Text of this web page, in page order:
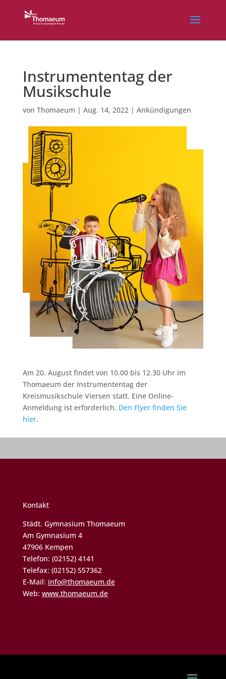
Instrumententag der
Musikschule
von Thomaeum | Aug. 14, 2022| Ankündigungen
Am 20. August findet von 10.00 bis 12.30 Uhr im
Thomaeum der Instrumententag der
Kreismusikschule Viersen statt. Eine Online-
Anmeldung ist erforderlich. Den Flyer finden Sie
hier.
Kontakt
Städt. Gymnasium Thomaeum
Am Gymnasium 4
47906 Kempen
Telefon: (02152) 4141
Telefax: (02152) 557362
E-Mail: info@thomaeum.de
Web: www.thomaeum.de